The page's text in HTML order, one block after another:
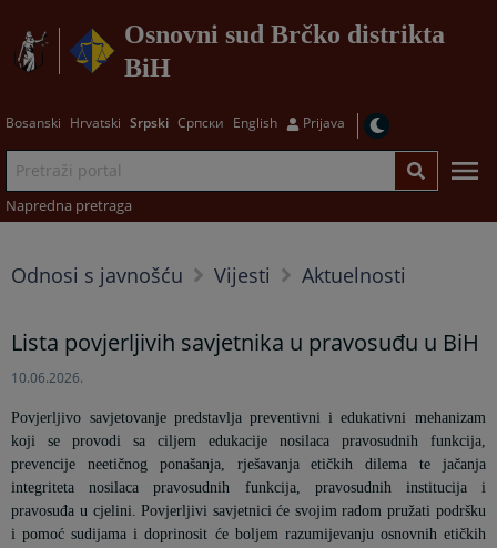
Osnovni sud Brčko distrikta
BiH
Bosanski Hrvatski Srpski Српски English Prijava
Napredna pretraga
Odnosi s javnošću Vijesti Aktuelnosti
Lista povjerljivih savjetnika u pravosuđu u BiH
10.06.2026.
Povjerljivo savjetovanje predstavlja preventivni i edukativni mehanizam
koji se provodi sa ciljem edukacije nosilaca pravosudnih funkcija,
prevencije neetičnog ponašanja, rješavanja etičkih dilema te jačanja
integriteta nosilaca pravosudnih funkcija, pravosudnih institucija i
pravosuđa u cjelini. Povjerljivi savjetnici će svojim radom pružati podršku
i pomoć sudijama i doprinosit će boljem razumijevanju osnovnih etičkih